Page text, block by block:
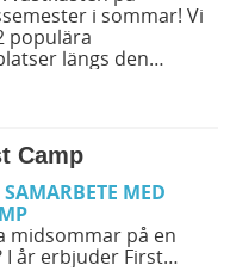
i sommar! Vi
populära
längs den
Camp
SAMARBETE MED
midsommar på en
I år erbjuder First